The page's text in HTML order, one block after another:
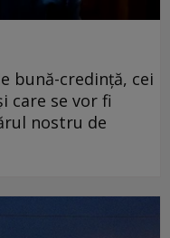
bună-credință, cei
care se vor fi
nostru de